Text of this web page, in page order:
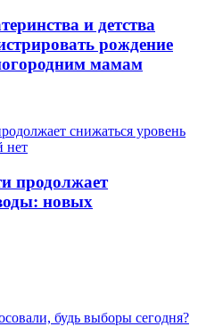
и детства
рождение
мамам
продолжает
новых
будь выборы сегодня?